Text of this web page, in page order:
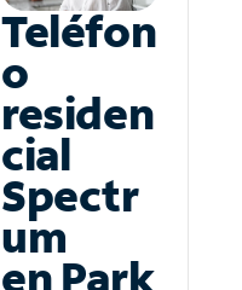
Teléfon
o
residen
cial
Spectr
um
en Park